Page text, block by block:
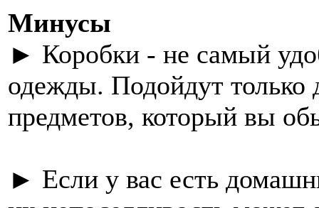
Минусы
► Коробки - не самый
одежды. Подойдут только
предметов, который вы
► Если у вас есть